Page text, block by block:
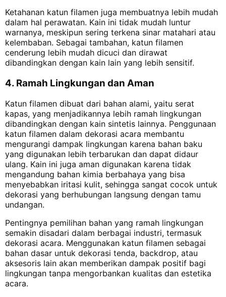
Ketahanan katun filamen juga membuatnya lebih mudah
dalam hal perawatan. Kain ini tidak mudah luntur
warnanya, meskipun sering terkena sinar matahari atau
kelembaban. Sebagai tambahan, katun filamen
cenderung lebih mudah dicuci dan dirawat
dibandingkan dengan kain lain yang lebih sensitif.
4. Ramah Lingkungan dan Aman
Katun filamen dibuat dari bahan alami, yaitu serat
kapas, yang menjadikannya lebih ramah lingkungan
dibandingkan dengan kain sintetis lainnya. Penggunaan
katun filamen dalam dekorasi acara membantu
mengurangi dampak lingkungan karena bahan baku
yang digunakan lebih terbarukan dan dapat didaur
ulang. Kain ini juga aman digunakan karena tidak
mengandung bahan kimia berbahaya yang bisa
menyebabkan iritasi kulit, sehingga sangat cocok untuk
dekorasi yang berhubungan langsung dengan tamu
undangan.
Pentingnya pemilihan bahan yang ramah lingkungan
semakin disadari dalam berbagai industri, termasuk
dekorasi acara. Menggunakan katun filamen sebagai
bahan dasar untuk dekorasi tenda, backdrop, atau
aksesoris lain akan memberikan dampak positif bagi
lingkungan tanpa mengorbankan kualitas dan estetika
acara.